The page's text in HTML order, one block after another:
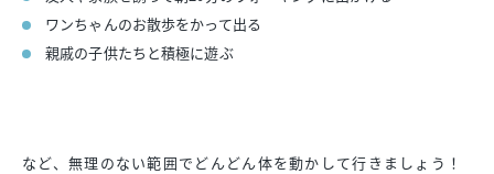
ワンちゃんのお散歩をかって出る
親戚の子供たちと積極に遊ぶ
など、無理のない範囲でどんどん体を動かして行きましょう！